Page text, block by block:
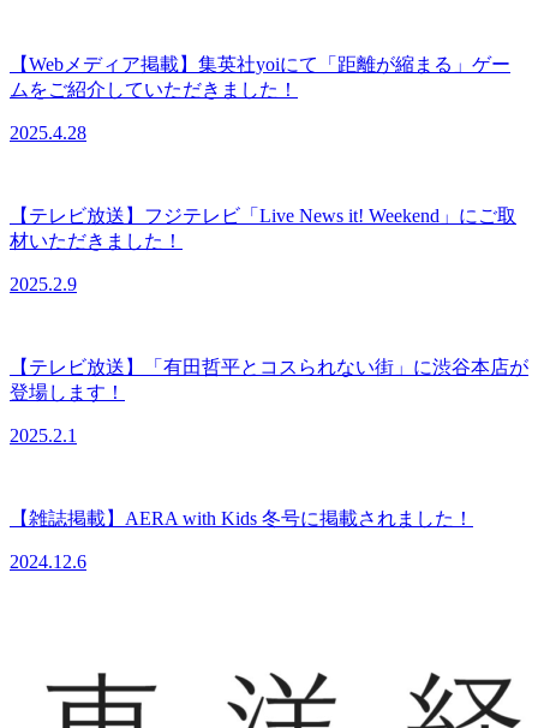
【Webメディア掲載】集英社yoiにて「距離が縮まる」ゲー
ムをご紹介していただきました！
2025.4.28
【テレビ放送】フジテレビ「Live News it! Weekend」にご取
材いただきました！
2025.2.9
【テレビ放送】「有田哲平とコスられない街」に渋谷本店が
登場します！
2025.2.1
【雑誌掲載】AERA with Kids 冬号に掲載されました！
2024.12.6